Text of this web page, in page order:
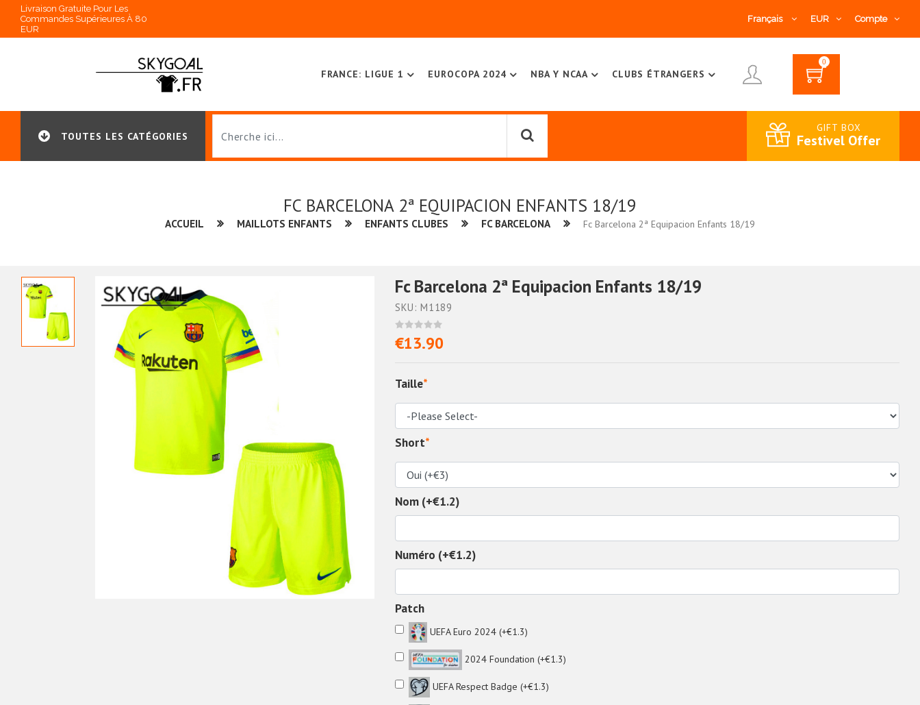
Livraison Gratuite Pour Les
Commandes Supérieures À 80
EUR
Français EUR Compte
FRANCE: LIGUE 1 EUROCOPA 2024 NBA Y NCAA CLUBS ÉTRANGERS
0
TOUTES LES CATÉGORIES
GIFT BOX
Festivel Offer
FC BARCELONA 2ª EQUIPACION ENFANTS 18/19
ACCUEIL MAILLOTS ENFANTS ENFANTS CLUBES FC BARCELONA Fc Barcelona 2ª Equipacion Enfants 18/19
Fc Barcelona 2ª Equipacion Enfants 18/19
SKU: M1189
€13.90
Taille*
Short*
Nom (+€1.2)
Numéro (+€1.2)
Patch
UEFA Euro 2024 (+€1.3)
2024 Foundation (+€1.3)
UEFA Respect Badge (+€1.3)